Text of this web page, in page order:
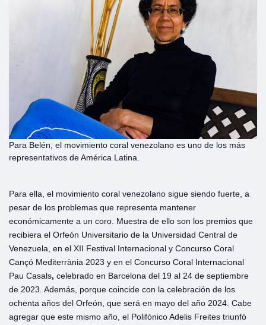
Para Belén, el movimiento coral venezolano es uno de los más
representativos de América Latina.
Para ella, el movimiento coral venezolano sigue siendo fuerte, a
pesar de los problemas que representa mantener
económicamente a un coro. Muestra de ello son los premios que
recibiera el Orfeón Universitario de la Universidad Central de
Venezuela, en el XII Festival Internacional y Concurso Coral
Cançó Mediterrània 2023 y en el Concurso Coral Internacional
Pau Casals, celebrado en Barcelona del 19 al 24 de septiembre
de 2023. Además, porque coincide con la celebración de los
ochenta años del Orfeón, que será en mayo del año 2024. Cabe
agregar que este mismo año, el Polifónico Adelis Freites triunfó